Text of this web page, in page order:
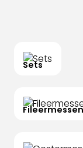
Sets
Fileermessen